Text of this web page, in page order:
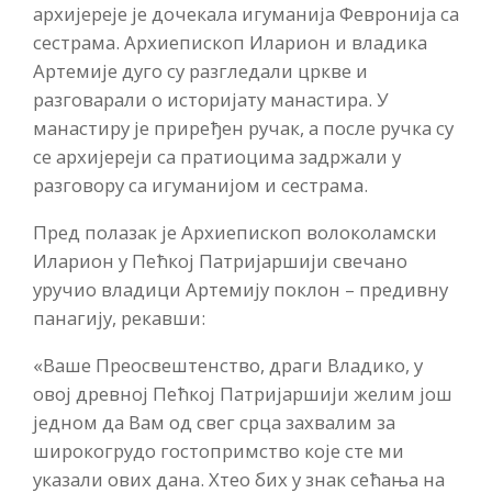
архијереје је дочекала игуманија Февронија са
сестрама. Архиепископ Иларион и владика
Артемије дуго су разгледали цркве и
разговарали о историјату манастира. У
манастиру је приређен ручак, а после ручка су
се архијереји са пратиоцима задржали у
разговору са игуманијом и сестрама.
Пред полазак је Архиепископ волоколамски
Иларион у Пећкој Патријаршији свечано
уручио владици Артемију поклон – предивну
панагију, рекавши:
«Ваше Преосвештенство, драги Владико, у
овој древној Пећкој Патријаршији желим још
једном да Вам од свег срца захвалим за
широкогрудо гостопримство које сте ми
указали ових дана. Хтео бих у знак сећања на